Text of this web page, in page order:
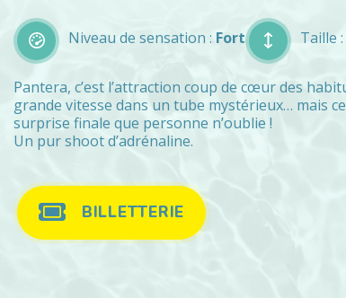
Niveau de sensation : Fort Taille :
Pantera, c’est l’attraction coup de cœur des
grande vitesse dans un tube mystérieux… mais
surprise finale que personne n’oublie !
Un pur shoot d’adrénaline.
BILLETTERIE